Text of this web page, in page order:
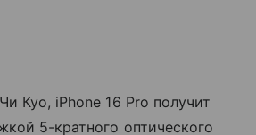
Куо, iPhone 16 Pro получит
5-кратного оптического